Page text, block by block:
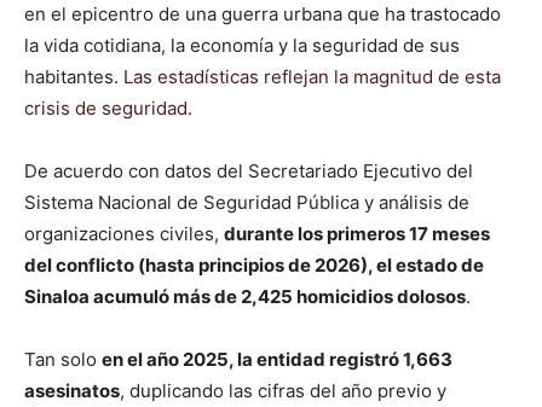
en el epicentro de una guerra urbana que ha trastocado
la vida cotidiana, la economía y la seguridad de sus
habitantes. Las estadísticas reflejan la magnitud de esta
crisis de seguridad.
De acuerdo con datos del Secretariado Ejecutivo del
Sistema Nacional de Seguridad Pública y análisis de
organizaciones civiles, durante los primeros 17 meses
del conflicto (hasta principios de 2026), el estado de
Sinaloa acumuló más de 2,425 homicidios dolosos.
Tan solo en el año 2025, la entidad registró 1,663
asesinatos, duplicando las cifras del año previo y